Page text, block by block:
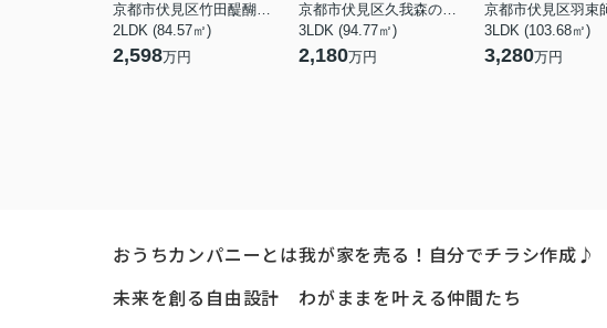
京都市伏見区竹田醍醐田町
2LDK (84.57㎡)
2,598万円
京都市伏見区久我森の宮町
3LDK (94.77㎡)
2,180万円
3LDK (103.68㎡)
3,280万円
おうちカンパニーとは
未来を創る自由設計
我が家を売る！自分でチラシ作成♪
わがままを叶える仲間たち